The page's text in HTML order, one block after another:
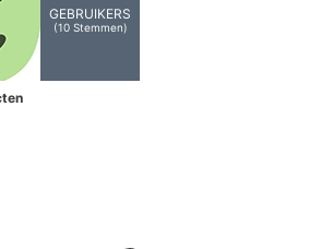
GEBRUIKERS
(10Stemmen)